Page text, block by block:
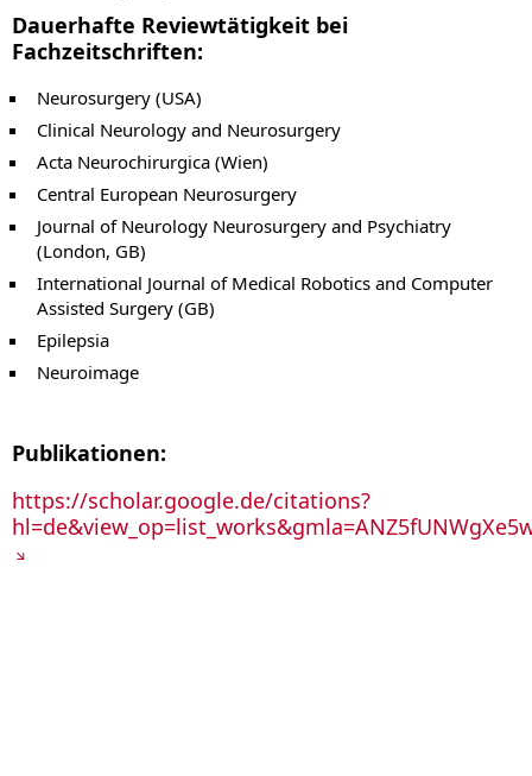
Dauerhafte Reviewtätigkeit bei
Fachzeitschriften:
Neurosurgery (USA)
Clinical Neurology and Neurosurgery
Acta Neurochirurgica (Wien)
Central European Neurosurgery
Journal of Neurology Neurosurgery and Psychiatry
(London, GB)
International Journal of Medical Robotics and Computer
Assisted Surgery (GB)
Epilepsia
Neuroimage
Publikationen:
https://scholar.google.de/citations?